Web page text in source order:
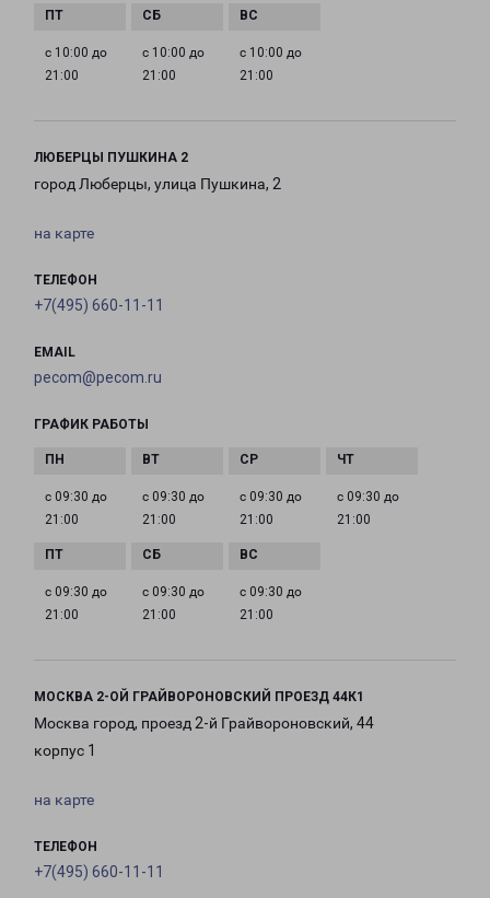
с 10:00 до
21:00
с 10:00 до
21:00
с 10:00 до
21:00
ЛЮБЕРЦЫ ПУШКИНА 2
город Люберцы, улица Пушкина, 2
на карте
ТЕЛЕФОН
+7(495) 660-11-11
EMAIL
pecom@pecom.ru
ГРАФИК РАБОТЫ
с 09:30 до
21:00
с 09:30 до
21:00
с 09:30 до
21:00
с 09:30 до
21:00
с 09:30 до
21:00
с 09:30 до
21:00
с 09:30 до
21:00
МОСКВА 2-ОЙ ГРАЙВОРОНОВСКИЙ ПРОЕЗД 44К1
Москва город, проезд 2-й Грайвороновский, 44
корпус 1
на карте
ТЕЛЕФОН
+7(495) 660-11-11